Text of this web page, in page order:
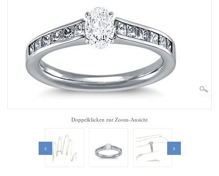
Zoom
Doppelklicken zur Zoom-Ansicht